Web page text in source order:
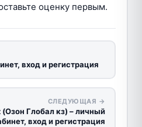
оценку первым.
вход и регистрация
СЛЕДУЮЩАЯ →
(Озон Глобал кз) – личный
вход и регистрация